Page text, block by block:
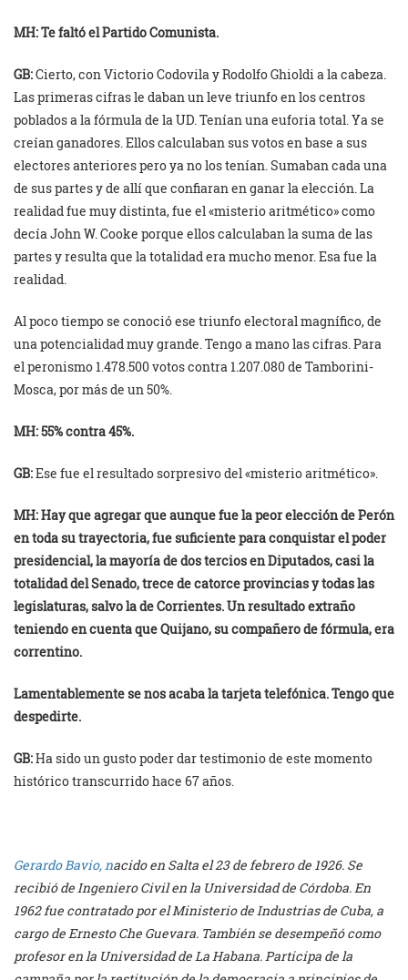
MH: Te faltó el Partido Comunista.
GB:Cierto, con Victorio Codovila y Rodolfo Ghioldi a la cabeza.
Las primeras cifras le daban un leve triunfo en los centros
poblados a la fórmula de la UD. Tenían una euforia total. Ya se
creían ganadores. Ellos calculaban sus votos en base a sus
electores anteriores pero ya no los tenían. Sumaban cada una
de sus partes y de allí que confiaran en ganar la elección. La
realidad fue muy distinta, fue el «misterio aritmético» como
decía John W. Cooke porque ellos calculaban la suma de las
partes y resulta que la totalidad era mucho menor. Esa fue la
realidad.
Al poco tiempo se conoció ese triunfo electoral magnífico, de
una potencialidad muy grande. Tengo a mano las cifras. Para
el peronismo 1.478.500 votos contra 1.207.080 de Tamborini-
Mosca, por más de un 50%.
MH: 55% contra 45%.
GB:Ese fue el resultado sorpresivo del «misterio aritmético».
MH: Hay que agregar que aunque fue la peor elección de Perón
en toda su trayectoria, fue suficiente para conquistar el poder
presidencial, la mayoría de dos tercios en Diputados, casi la
totalidad del Senado, trece de catorce provincias y todas las
legislaturas, salvo la de Corrientes. Un resultado extraño
teniendo en cuenta que Quijano, su compañero de fórmula, era
correntino.
Lamentablemente se nos acaba la tarjeta telefónica. Tengo que
despedirte.
GB:Ha sido un gusto poder dar testimonio de este momento
histórico transcurrido hace 67 años.
Gerardo Bavio, nacido en Salta el 23 de febrero de 1926. Se
recibió de Ingeniero Civil en la Universidad de Córdoba. En
1962 fue contratado por el Ministerio de Industrias de Cuba, a
cargo de Ernesto Che Guevara. También se desempeñó como
profesor en la Universidad de La Habana. Participa de la